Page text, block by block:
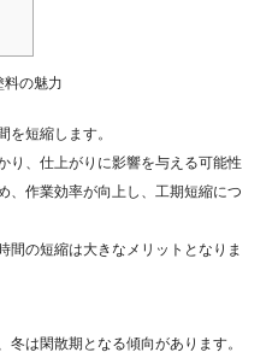
料の魅力
を短縮します。
り、仕上がりに影響を与える可能性
、作業効率が向上し、工期短縮につ
間の短縮は大きなメリットとなりま
は閑散期となる傾向があります。